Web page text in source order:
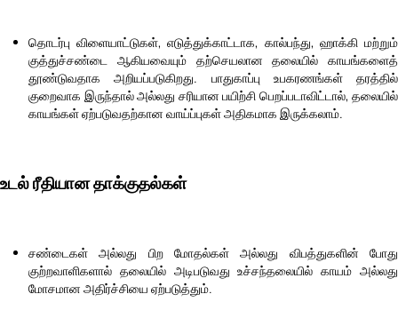
தொடர்பு விளையாட்டுகள், எடுத்துக்காட்டாக, கால்பந்து, ஹாக்கி மற்றும்
குத்துச்சண்டை ஆகியவையும் தற்செயலான தலையில் காயங்களைத்
தூண்டுவதாக அறியப்படுகிறது. பாதுகாப்பு உபகரணங்கள் தரத்தில்
குறைவாக இருந்தால் அல்லது சரியான பயிற்சி பெறப்படாவிட்டால், தலையில்
காயங்கள் ஏற்படுவதற்கான வாய்ப்புகள் அதிகமாக இருக்கலாம்.
உடல் ரீதியான தாக்குதல்கள்
சண்டைகள் அல்லது பிற மோதல்கள் அல்லது விபத்துகளின் போது
குற்றவாளிகளால் தலையில் அடிபடுவது உச்சந்தலையில் காயம் அல்லது
மோசமான அதிர்ச்சியை ஏற்படுத்தும்.